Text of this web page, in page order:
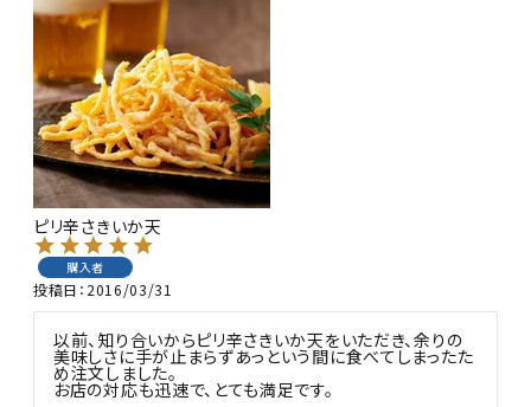
ログイン
商品カテゴリー
お酒別オススメ
価格別
お問い合わせ
直営店
ピリ辛さきいか天
購入者
投稿日 2016/03/31
以前、知り合いからピリ辛さきいか天をいただき、余りの
美味しさに手が止まらずあっという間に食べてしまったた
め注文しました。